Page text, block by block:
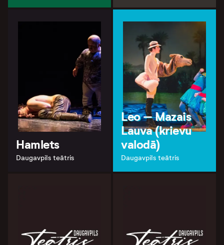
Hamlets
Daugavpils teātris
Leo – Mazais
Lauva (krievu
valodā)
Daugavpils teātris